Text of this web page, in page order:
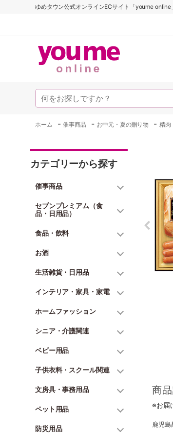
ゆめタウン公式オンラインECサイト「youme online」
ホーム -催事商品 - お中元・夏の贈り物 - 精肉
カテゴリーから探す
催事商品
セブンプレミアム（食
品・日用品）
食品・飲料
お酒
生活雑貨・日用品
インテリア・家具・家電
ホームファッション
シニア・介護関連
ベビー用品
子供衣料・スクール関連
文房具・事務用品
ペット用品
防災用品
商
※お届
鹿児島